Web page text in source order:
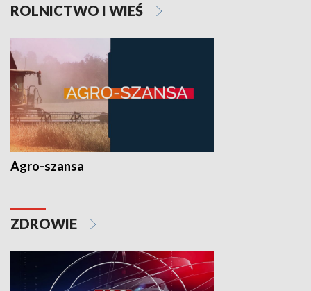
ROLNICTWO I WIEŚ
Agro-szansa
ZDROWIE